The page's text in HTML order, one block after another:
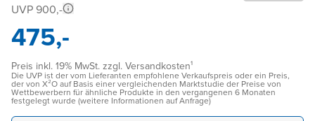
UVP 900,-
475,-
Preis inkl. 19% MwSt. zzgl. Versandkosten¹
Die UVP ist der vom Lieferanten empfohlene Verkaufspreis oder ein Preis,
der von X²O auf Basis einer vergleichenden Marktstudie der Preise von
Wettbewerbern für ähnliche Produkte in den vergangenen 6 Monaten
festgelegt wurde (weitere Informationen auf Anfrage)